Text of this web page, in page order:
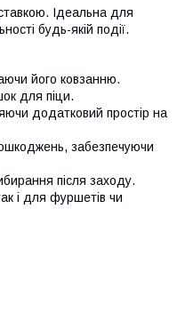
Ідеальна для
будь-якій події.
його ковзанню.
для піци.
додатковий простір на
забезпечуючи
після заходу.
і для фуршетів чи